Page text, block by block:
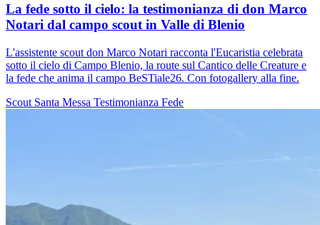
La fede sotto il cielo: la testimonianza di don Marco
Notari dal campo scout in Valle di Blenio
L'assistente scout don Marco Notari racconta l'Eucaristia celebrata
sotto il cielo di Campo Blenio, la route sul Cantico delle Creature e
la fede che anima il campo BeSTiale26. Con fotogallery alla fine.
Scout Santa Messa Testimonianza Fede